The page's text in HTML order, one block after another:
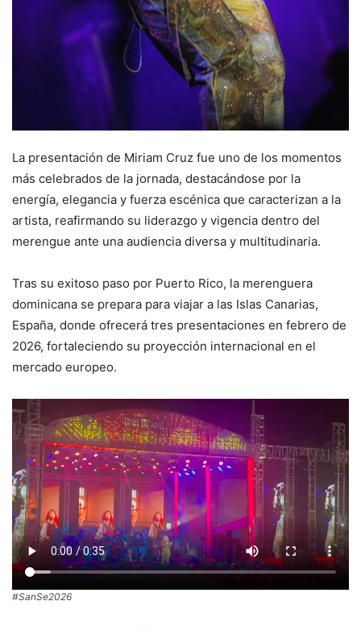
La presentación de Miriam Cruz fue uno de los momentos
más celebrados de la jornada, destacándose por la
energía, elegancia y fuerza escénica que caracterizan a la
artista, reafirmando su liderazgo y vigencia dentro del
merengue ante una audiencia diversa y multitudinaria.
Tras su exitoso paso por Puerto Rico, la merenguera
dominicana se prepara para viajar a las Islas Canarias,
España, donde ofrecerá tres presentaciones en febrero de
2026, fortaleciendo su proyección internacional en el
mercado europeo.
#SanSe2026